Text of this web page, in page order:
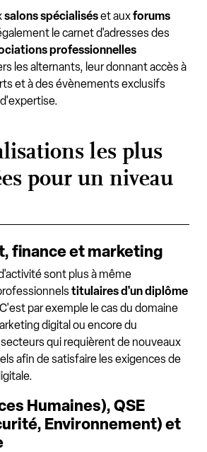
salons spécialiséset auxforums
le carnet d'adresses des
professionnelles
les alternants, leur donnant accès à
et à des évènements exclusifs
les plus
pour un niveau
finance et marketing
sont plus à même
titulaires d'un diplôme
par exemple le cas du domaine
digital ou encore du
qui requièrent de nouveaux
afin de satisfaire les exigences de
Humaines), QSE
Environnement) et